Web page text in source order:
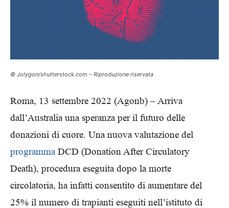
© Jolygon/shutterstock.com – Riproduzione riservata
Roma, 13 settembre 2022 (Agonb) – Arriva
dall’Australia una speranza per il futuro delle
donazioni di cuore. Una nuova valutazione del
programmaDCD (Donation After Circulatory
Death), procedura eseguita dopo la morte
circolatoria, ha infatti consentito di aumentare del
25% il numero di trapianti eseguiti nell’istituto di